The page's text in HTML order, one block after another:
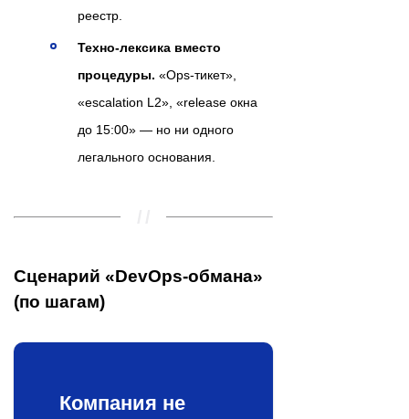
реестр.
Техно-лексика вместо
процедуры. «Ops-тикет»,
«escalation L2», «release окна
до 15:00» — но ни одного
легального основания.
Сценарий «DevOps-обмана»
(по шагам)
Компания не